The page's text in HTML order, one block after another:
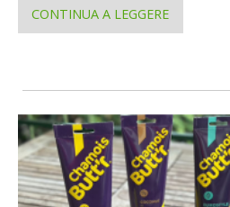
CONTINUA A LEGGERE